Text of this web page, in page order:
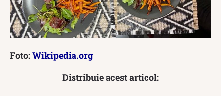
Foto:Wikipedia.org
Distribuie acest articol: